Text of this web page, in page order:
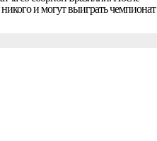
и могут выиграть чемпионат